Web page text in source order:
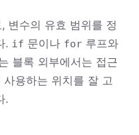
변수의 유효 범위를 정
. if 문이나 for 루프와
블록 외부에서는 접근
용하는 위치를 잘 고
.